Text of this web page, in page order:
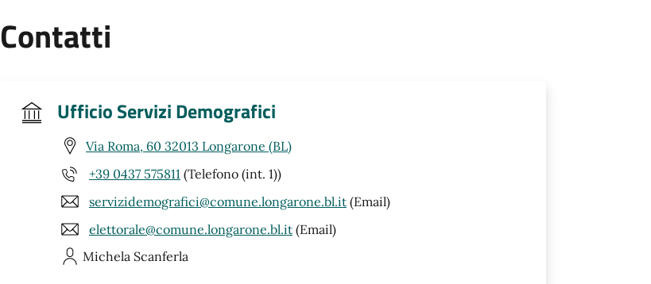
Contatti
Ufficio Servizi Demografici
Via Roma, 60 32013 Longarone (BL)
+39 0437 575811 (Telefono (int. 1))
servizidemografici@comune.longarone.bl.it (Email)
elettorale@comune.longarone.bl.it (Email)
Michela Scanferla